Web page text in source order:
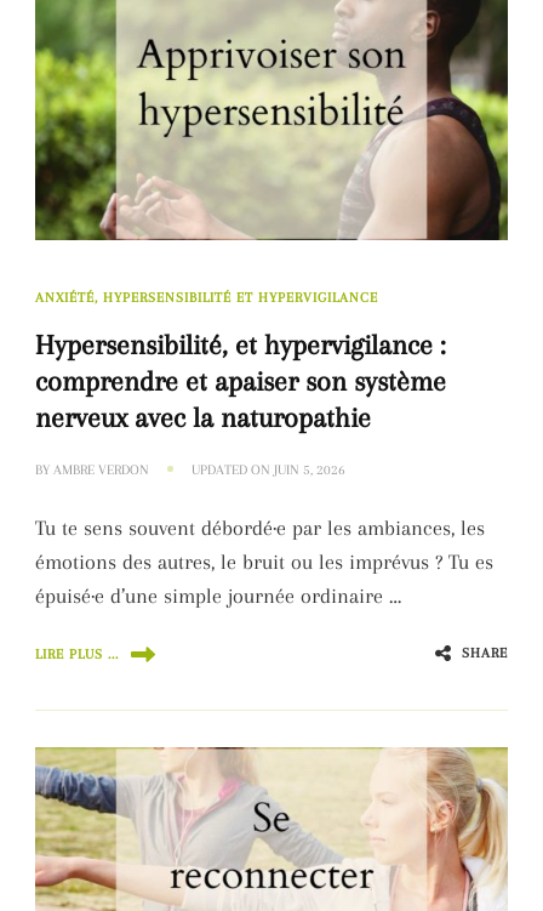
ANXIÉTÉ, HYPERSENSIBILITÉ ET HYPERVIGILANCE
Hypersensibilité, et hypervigilance :
comprendre et apaiser son système
nerveux avec la naturopathie
BY AMBRE VERDON UPDATED ON JUIN 5, 2026
Tu te sens souvent débordé·e par les ambiances, les
émotions des autres, le bruit ou les imprévus ? Tu es
épuisé·e d’une simple journée ordinaire …
LIRE PLUS ... SHARE